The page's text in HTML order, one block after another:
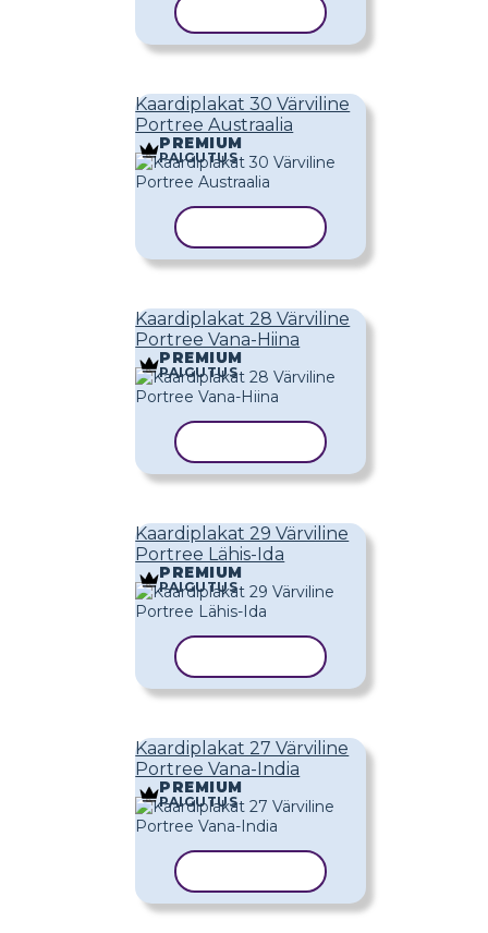
Kaardiplakat 30 Värviline
Portree Austraalia
PREMIUM
PAIGUTUS
Kaardiplakat 28 Värviline
Portree Vana-Hiina
PREMIUM
PAIGUTUS
Kaardiplakat 29 Värviline
Portree Lähis-Ida
PREMIUM
PAIGUTUS
Kaardiplakat 27 Värviline
Portree Vana-India
PREMIUM
PAIGUTUS